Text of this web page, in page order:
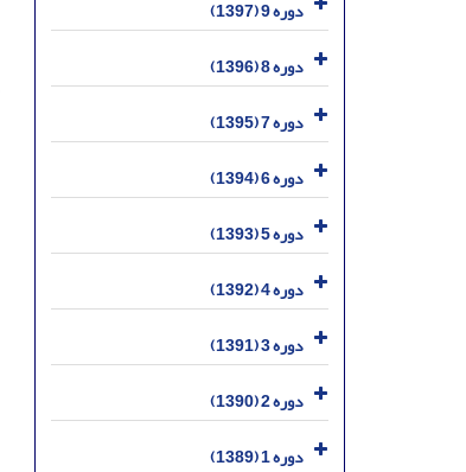
دوره 9 (1397)
دوره 8 (1396)
دوره 7 (1395)
دوره 6 (1394)
دوره 5 (1393)
دوره 4 (1392)
دوره 3 (1391)
دوره 2 (1390)
دوره 1 (1389)